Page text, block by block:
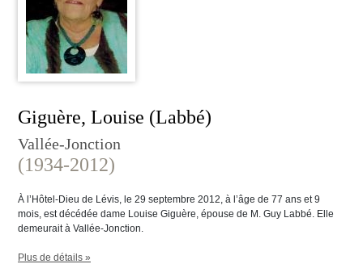
Giguère, Louise (Labbé)
Vallée-Jonction
(1934-2012)
À l’Hôtel-Dieu de Lévis, le 29 septembre 2012, à l’âge de 77 ans et 9
mois, est décédée dame Louise Giguère, épouse de M. Guy Labbé. Elle
demeurait à Vallée-Jonction.
Plus de détails »